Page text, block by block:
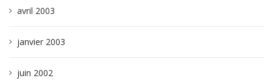
avril 2003
janvier 2003
juin 2002